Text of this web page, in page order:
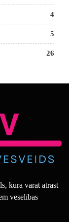
4
5
26
kurā varat atrast
veselības